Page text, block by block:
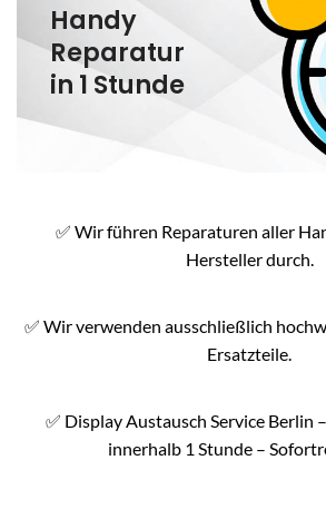
Handy
Reparatur
in 1 Stunde
✅ Wir führen Reparaturen aller
Hersteller durch.
✅ Wir verwenden ausschließlich
Ersatzteile.
✅ Display Austausch Service Berlin
innerhalb 1 Stunde –